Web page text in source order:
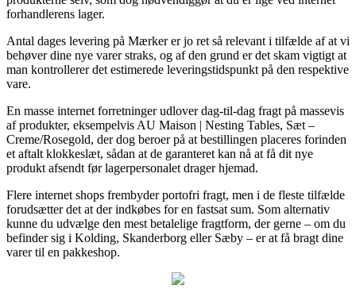
forhandlerens lager.
Antal dages levering på Mærker er jo ret så relevant i tilfælde af at vi
behøver dine nye varer straks, og af den grund er det skam vigtigt at
man kontrollerer det estimerede leveringstidspunkt på den respektive
vare.
En masse internet forretninger udlover dag-til-dag fragt på massevis
af produkter, eksempelvis AU Maison | Nesting Tables, Sæt –
Creme/Rosegold, der dog beroer på at bestillingen placeres forinden
et aftalt klokkeslæt, sådan at de garanteret kan nå at få dit nye
produkt afsendt før lagerpersonalet drager hjemad.
Flere internet shops frembyder portofri fragt, men i de fleste tilfælde
forudsætter det at der indkøbes for en fastsat sum. Som alternativ
kunne du udvælge den mest betalelige fragtform, der gerne – om du
befinder sig i Kolding, Skanderborg eller Sæby – er at få bragt dine
varer til en pakkeshop.